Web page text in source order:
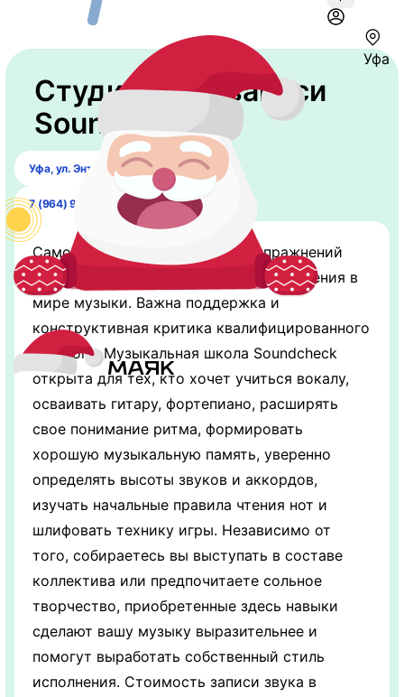
Уфа
Студия звукозаписи
Soundcheck
Уфа, ул. ​Энтузиастов, 16.
7 (964) 960-65-65
Самостоятельных регулярных упражнений
недостаточно для успешного продвижения в
мире музыки. Важна поддержка и
конструктивная критика квалифицированного
педагога. Музыкальная школа Soundcheck
открыта для тех, кто хочет учиться вокалу,
осваивать гитару, фортепиано, расширять
свое понимание ритма, формировать
хорошую музыкальную память, уверенно
определять высоты звуков и аккордов,
изучать начальные правила чтения нот и
шлифовать технику игры. Независимо от
того, собираетесь вы выступать в составе
коллектива или предпочитаете сольное
творчество, приобретенные здесь навыки
сделают вашу музыку выразительнее и
помогут выработать собственный стиль
исполнения. Стоимость записи звука в